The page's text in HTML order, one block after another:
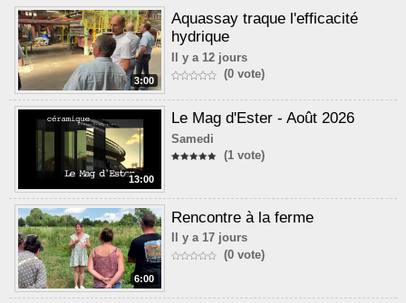
3:00
Aquassay traque l'efficacité
hydrique
Il y a 12 jours
(0 vote)
13:00
Le Mag d'Ester - Août 2026
Samedi
(1 vote)
6:00
Rencontre à la ferme
Il y a 17 jours
(0 vote)